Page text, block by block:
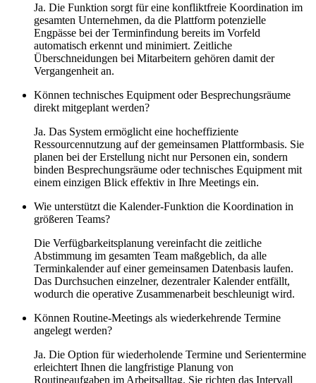
Ja. Die Funktion sorgt für eine konfliktfreie Koordination im
gesamten Unternehmen, da die Plattform potenzielle
Engpässe bei der Terminfindung bereits im Vorfeld
automatisch erkennt und minimiert. Zeitliche
Überschneidungen bei Mitarbeitern gehören damit der
Vergangenheit an.
Können technisches Equipment oder Besprechungsräume
direkt mitgeplant werden?
Ja. Das System ermöglicht eine hocheffiziente
Ressourcennutzung auf der gemeinsamen Plattformbasis. Sie
planen bei der Erstellung nicht nur Personen ein, sondern
binden Besprechungsräume oder technisches Equipment mit
einem einzigen Blick effektiv in Ihre Meetings ein.
Wie unterstützt die Kalender-Funktion die Koordination in
größeren Teams?
Die Verfügbarkeitsplanung vereinfacht die zeitliche
Abstimmung im gesamten Team maßgeblich, da alle
Terminkalender auf einer gemeinsamen Datenbasis laufen.
Das Durchsuchen einzelner, dezentraler Kalender entfällt,
wodurch die operative Zusammenarbeit beschleunigt wird.
Können Routine-Meetings als wiederkehrende Termine
angelegt werden?
Ja. Die Option für wiederholende Termine und Serientermine
erleichtert Ihnen die langfristige Planung von
Routineaufgaben im Arbeitsalltag. Sie richten das Intervall